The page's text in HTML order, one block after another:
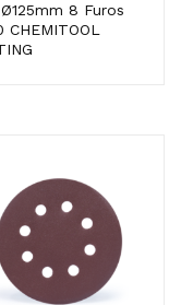
Ø125mm 8 Furos
CHEMITOOL